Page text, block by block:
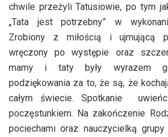
chwile przeżyli Tatusiowie, po tym
„Tata jest potrzebny” w
Zrobiony z miłością i ujmującą
wręczony po występie oraz
mamy i taty były wyrazem
podziękowania za to, że są, że
całym świecie. Spotkanie
poczęstunkiem. Na zakończenie
pociechami oraz nauczycielką